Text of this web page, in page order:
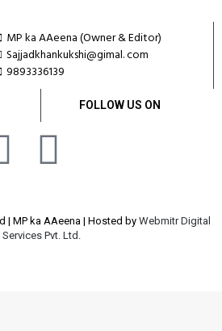
MP ka AAeena (Owner & Editor)
Sajjadkhankukshi@gimal. com
9893336139
FOLLOW US ON
| MP ka AAeena | Hosted by Webmitr Digital
Services Pvt. Ltd.